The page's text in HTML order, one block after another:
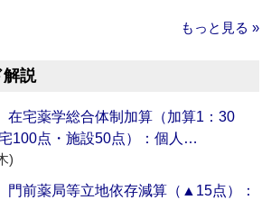
もっと見る »
解説
在宅薬学総合体制加算（加算1：30
100点・施設50点）：個人…
)
門前薬局等立地依存減算（▲15点）：